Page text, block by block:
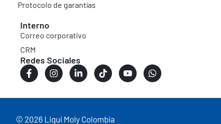
Protocolo de garantías
Interno
Correo corporativo
CRM
Redes Sociales
© 2026 Liqui Moly Colombia